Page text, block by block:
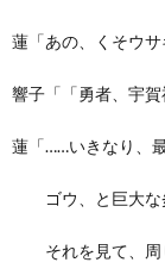
蓮「あの、くそウサ
響子「「勇者、宇
蓮「……いきなり、
ゴウ、と巨大な
それを見て、周